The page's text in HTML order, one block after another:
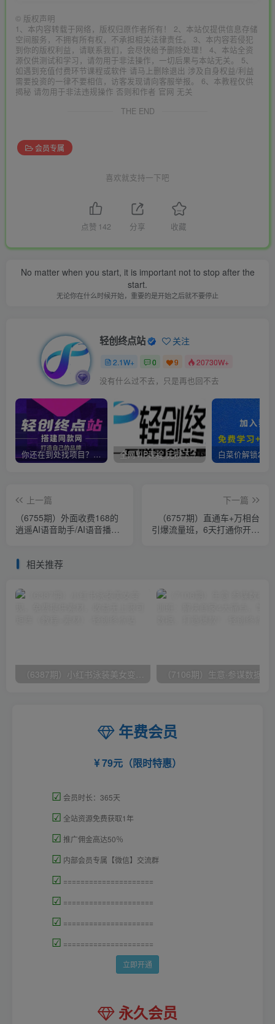
© 版权声明
1、本内容转载于网络，版权归原作者所有！ 2、本站仅提供信息存储
空间服务，不拥有所有权，不承担相关法律责任。 3、本内容若侵犯
到你的版权利益，请联系我们，会尽快给予删除处理！ 4、本站全资
源仅供测试和学习，请勿用于非法操作，一切后果与本站无关。 5、
如遇到充值付费环节课程或软件 请马上删除退出 涉及自身权益/利益
需要投资的一律不要相信，访客发现请向客服举报。 6、本教程仅供
揭秘 请勿用于非法违规操作 否则和作者 官网 无关
THE END
会员专属
喜欢就支持一下吧
点赞 142 分享 收藏
No matter when you start, it is important not to stop after the
start.
无论你在什么时候开始，重要的是开始之后就不要停止
轻创终点站 关注
2.1W+ 0 9 20730W+
没有什么过不去，只是再也回不去
你还在到处找项目？还在当韭菜？我靠卖项目一个月收入5万+，曾经我也是个失败者。 全网VIP课程 无损下载~
上一篇
（6755期）外面收费168的
逍遥AI语音助手/AI语音播报
下一篇
（6757期）直通车+万相台
引爆流量班，6天打通你开直
相关推荐
（6387期）小红书泳装美女变现，免费提供素材，收益无上限可矩阵（教程+素材）
年费会员
79元（限时特惠）
☑ 会员时长：365天
☑ 全站资源免费获取1年
☑ 推广佣金高达50％
☑ 内部会员专属【微信】交流群
☑ =====================
☑ =====================
☑ =====================
☑ =====================
立即开通
永久会员